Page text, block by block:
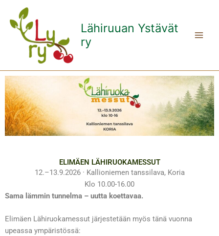
sisältöön
Lähiruuan Ystävät
ry
ELIMÄEN LÄHIRUOKAMESSUT
12.–13.9.2026 · Kallioniemen tanssilava, Koria
Klo 10.00-16.00
Sama lämmin tunnelma – uutta koettavaa.
Elimäen Lähiruokamessut järjestetään myös tänä vuonna
upeassa ympäristössä: